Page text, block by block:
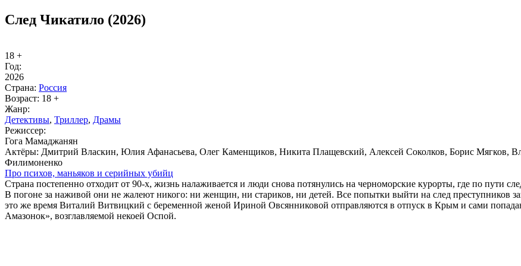
След Чикатило (2026)
18 +
Год:
2026
Стра­на: Рос­сия
Воз­раст: 18 +
Жанр:
Де­тек­ти­вы, Трил­лер, Дра­мы
Ре­жис­сер:
Гога Мамаджанян
Ак­тё­ры: Дмитрий Власкин, Юлия Афанасьева, Олег Каменщиков, Никита Плащевский, Алексей Соколков, Борис Мягков,
Филимоненко
Про пси­хов, мань­я­ков и се­рий­ных убийц
Страна постепенно отходит от 90-х, жизнь налаживается и люди снова потянулись на черноморские курорты, где по пути
В погоне за наживой они не жалеют никого: ни женщин, ни стариков, ни детей. Все попытки выйти на след преступников
это же время Виталий Витвицкий с беременной женой Ириной Овсянниковой отправляются в отпуск в Крым и сами
Амазонок», возглавляемой некоей Оспой.